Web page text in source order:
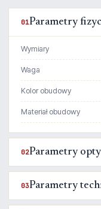
01Parametry
Wymiary
Waga
Kolor obudowy
Materiał obudowy
02Parametry
03Parametry